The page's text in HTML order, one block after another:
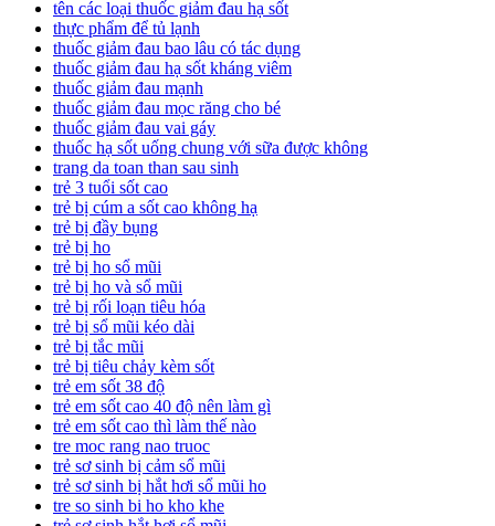
tên các loại thuốc giảm đau hạ sốt
thực phẩm để tủ lạnh
thuốc giảm đau bao lâu có tác dụng
thuốc giảm đau hạ sốt kháng viêm
thuốc giảm đau mạnh
thuốc giảm đau mọc răng cho bé
thuốc giảm đau vai gáy
thuốc hạ sốt uống chung với sữa được không
trang da toan than sau sinh
trẻ 3 tuổi sốt cao
trẻ bị cúm a sốt cao không hạ
trẻ bị đầy bụng
trẻ bị ho
trẻ bị ho sổ mũi
trẻ bị ho và sổ mũi
trẻ bị rối loạn tiêu hóa
trẻ bị sổ mũi kéo dài
trẻ bị tắc mũi
trẻ bị tiêu chảy kèm sốt
trẻ em sốt 38 độ
trẻ em sốt cao 40 độ nên làm gì
trẻ em sốt cao thì làm thế nào
tre moc rang nao truoc
trẻ sơ sinh bị cảm sổ mũi
trẻ sơ sinh bị hắt hơi sổ mũi ho
tre so sinh bi ho kho khe